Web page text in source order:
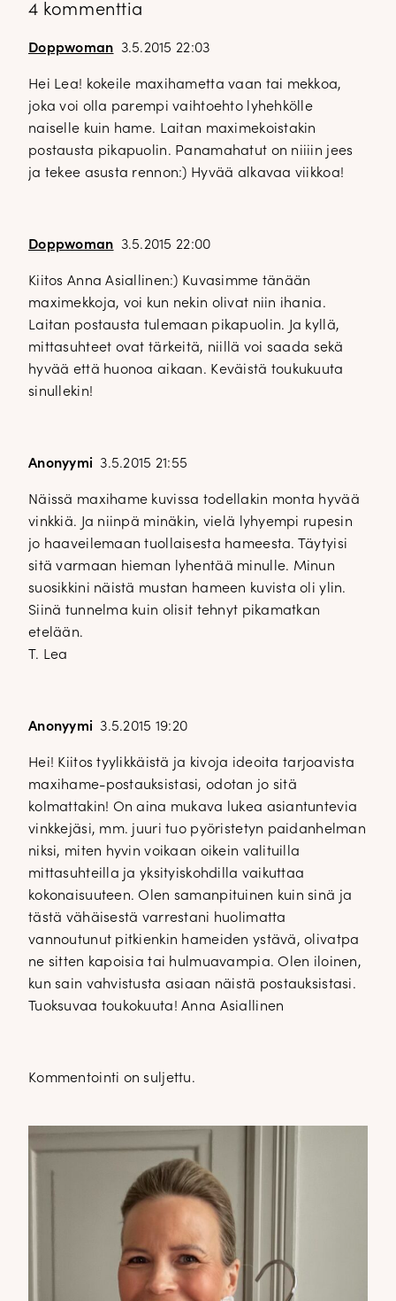
4 kommenttia
Doppwoman 3.5.2015 22:03
Hei Lea! kokeile maxihametta vaan tai mekkoa,
joka voi olla parempi vaihtoehto lyhehkölle
naiselle kuin hame. Laitan maximekoistakin
postausta pikapuolin. Panamahatut on niiiin jees
ja tekee asusta rennon:) Hyvää alkavaa viikkoa!
Doppwoman 3.5.2015 22:00
Kiitos Anna Asiallinen:) Kuvasimme tänään
maximekkoja, voi kun nekin olivat niin ihania.
Laitan postausta tulemaan pikapuolin. Ja kyllä,
mittasuhteet ovat tärkeitä, niillä voi saada sekä
hyvää että huonoa aikaan. Keväistä toukukuuta
sinullekin!
Anonyymi 3.5.2015 21:55
Näissä maxihame kuvissa todellakin monta hyvää
vinkkiä. Ja niinpä minäkin, vielä lyhyempi rupesin
jo haaveilemaan tuollaisesta hameesta. Täytyisi
sitä varmaan hieman lyhentää minulle. Minun
suosikkini näistä mustan hameen kuvista oli ylin.
Siinä tunnelma kuin olisit tehnyt pikamatkan
etelään.
T. Lea
Anonyymi 3.5.2015 19:20
Hei! Kiitos tyylikkäistä ja kivoja ideoita tarjoavista
maxihame-postauksistasi, odotan jo sitä
kolmattakin! On aina mukava lukea asiantuntevia
vinkkejäsi, mm. juuri tuo pyöristetyn paidanhelman
niksi, miten hyvin voikaan oikein valituilla
mittasuhteilla ja yksityiskohdilla vaikuttaa
kokonaisuuteen. Olen samanpituinen kuin sinä ja
tästä vähäisestä varrestani huolimatta
vannoutunut pitkienkin hameiden ystävä, olivatpa
ne sitten kapoisia tai hulmuavampia. Olen iloinen,
kun sain vahvistusta asiaan näistä postauksistasi.
Tuoksuvaa toukokuuta! Anna Asiallinen
Kommentointi on suljettu.